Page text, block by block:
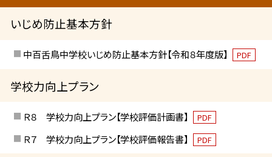
いじめ防止基本方針
中百舌鳥中学校いじめ防止基本方針【令和８年度版】 PDF
学校力向上プラン
Ｒ８ 学校力向上プラン【学校評価計画書】 PDF
Ｒ７ 学校力向上プラン【学校評価報告書】 PDF